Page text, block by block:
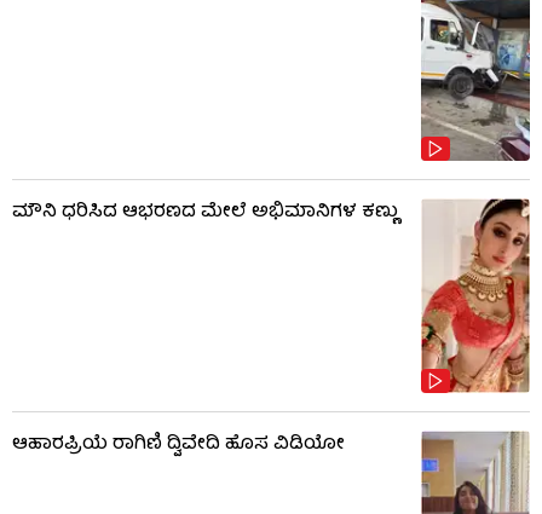
ಮೌನಿ ಧರಿಸಿದ ಆಭರಣದ ಮೇಲೆ ಅಭಿಮಾನಿಗಳ ಕಣ್ಣು
ಆಹಾರಪ್ರಿಯೆ ರಾಗಿಣಿ ದ್ವಿವೇದಿ ಹೊಸ ವಿಡಿಯೋ